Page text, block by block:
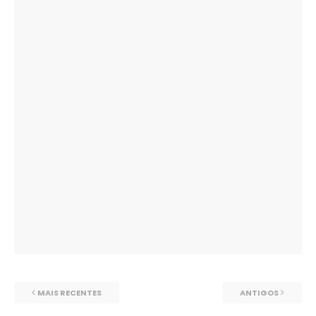
MAIS RECENTES ANTIGOS